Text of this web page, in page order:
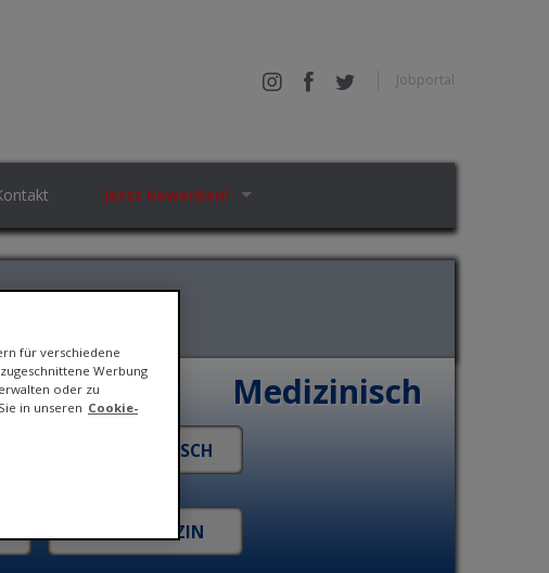
Jobportal
Jetzt bewerben!
Medizinisch
für verschiedene
Werbung
oder zu
in unseren Cookie-